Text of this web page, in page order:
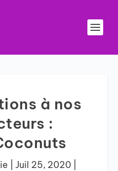
à nos
:
Juil 25, 2020